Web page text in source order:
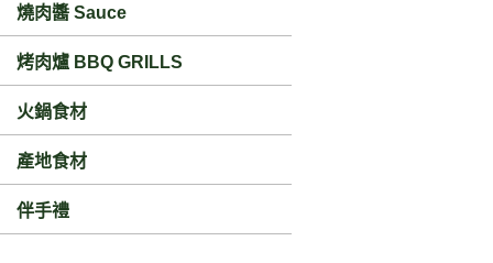
燒肉醬 Sauce
烤肉爐 BBQ GRILLS
火鍋食材
產地食材
伴手禮